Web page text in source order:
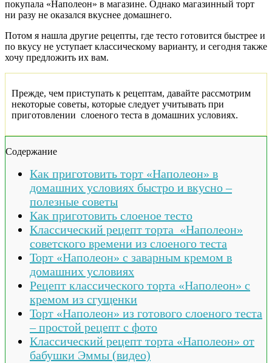
покупала «Наполеон» в магазине. Однако магазинный торт
ни разу не оказался вкуснее домашнего.
Потом я нашла другие рецепты, где тесто готовится быстрее и
по вкусу не уступает классическому варианту, и сегодня также
хочу предложить их вам.
Прежде, чем приступать к рецептам, давайте рассмотрим
некоторые советы, которые следует учитывать при
приготовлении слоеного теста в домашних условиях.
Содержание
Как приготовить торт «Наполеон» в
домашних условиях быстро и вкусно –
полезные советы
Как приготовить слоеное тесто
Классический рецепт торта «Наполеон»
советского времени из слоеного теста
Торт «Наполеон» с заварным кремом в
домашних условиях
Рецепт классического торта «Наполеон» с
кремом из сгущенки
Торт «Наполеон» из готового слоеного теста
– простой рецепт с фото
Классический рецепт торта «Наполеон» от
бабушки Эммы (видео)